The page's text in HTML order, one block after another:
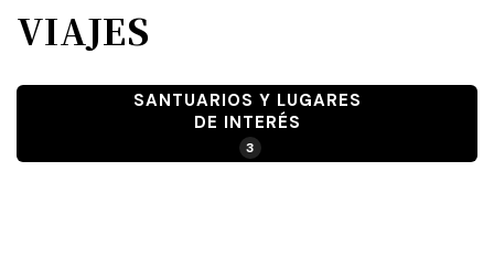
VIAJES
SANTUARIOS Y LUGARES
DE INTERÉS
3